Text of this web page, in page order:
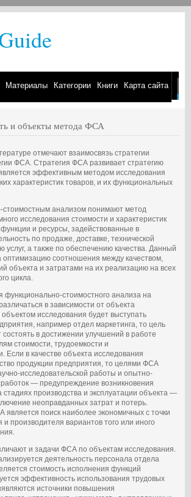
Материалы Категории Книги Карта сайта
и объекты метода ФСА
отмечают взаимосвязь стратегии
ФСА. Стратегия ФСА развивает стратегию
является эффективным методом исследования
характеристик товаров, и их функциональных
стоимостным анализом понимают метод
исследования стоимости и характеристик
и ресурсы, задействованные в
по продаже, доставке, технической
услуг, а также по обеспечению качества. Данный
оптимизацию соотношения между качеством,
объекта и затратами на их реализацию на всех
цикла.
функционально-стоимостного анализа на
в зависимости от объекта
исследования будет выступать
например отдел маркетинга, то цель
состоять в достижении улучшений в работе
стоимости, трудоемкости и
Если в качестве объекта исследования
продукции предприятия, то целями ФСА
исследовательской работы и опытно-
— предупреждение возникновения
стадиях производства и экс­плуатации объекта —
неоправданных затрат и потерь.
является поиск наиболее экономичных с точки
производителя вариантов того или иного
и задачи ФСА по объектам исследования.
деятельность персонала отдела
стоимость исполнения функций
эффективность использования трудовых
источники повышения